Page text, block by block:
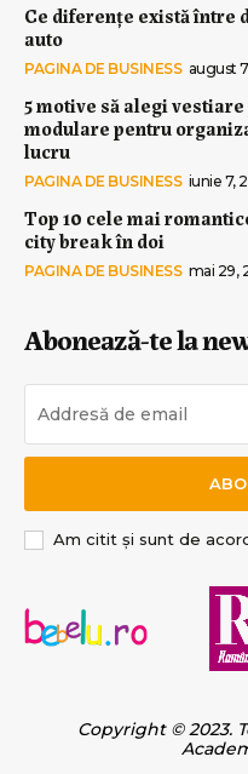
Ce diferențe există între
auto
PAGINA DE BUSINESS august
5 motive să alegi
modulare pentru
lucru
PAGINA DE BUSINESS iunie 7,
Top 10 cele mai
city break în doi
PAGINA DE BUSINESS mai 29,
Abonează-te la
Am citit și sunt de
Copyright © 2023.